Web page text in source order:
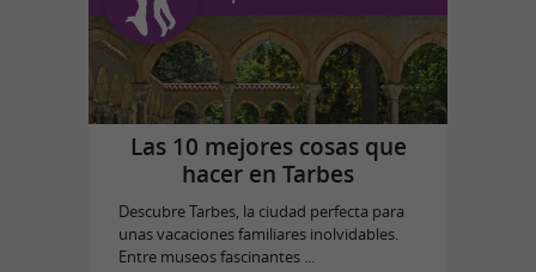
Las 10 mejores cosas que
hacer en Tarbes
Descubre Tarbes, la ciudad perfecta para
unas vacaciones familiares inolvidables.
Entre museos fascinantes ...